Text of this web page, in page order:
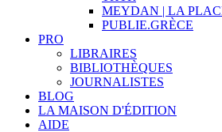
MEYDAN | LA
PUBLIE.GRÈCE
PRO
LIBRAIRES
BIBLIOTHÈQUES
JOURNALISTES
BLOG
LA MAISON D'ÉDITION
AIDE